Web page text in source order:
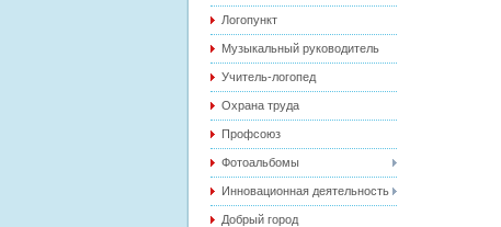
Логопункт
Музыкальный руководитель
Учитель-логопед
Охрана труда
Профсоюз
Фотоальбомы
Инновационная деятельность
Добрый город